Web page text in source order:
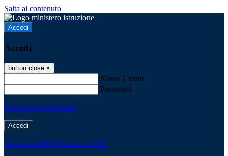
Salta al contenuto
Accedi
Accedi
button close ×
Nome Utente
Password
Password dimenticata?
-
Entra con SPID Entra con CIE